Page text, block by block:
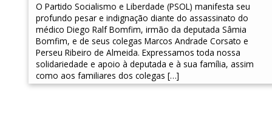
O Partido Socialismo e Liberdade (PSOL) manifesta seu
profundo pesar e indignação diante do assassinato do
médico Diego Ralf Bomfim, irmão da deputada Sâmia
Bomfim, e de seus colegas Marcos Andrade Corsato e
Perseu Ribeiro de Almeida. Expressamos toda nossa
solidariedade e apoio à deputada e à sua família, assim
como aos familiares dos colegas […]